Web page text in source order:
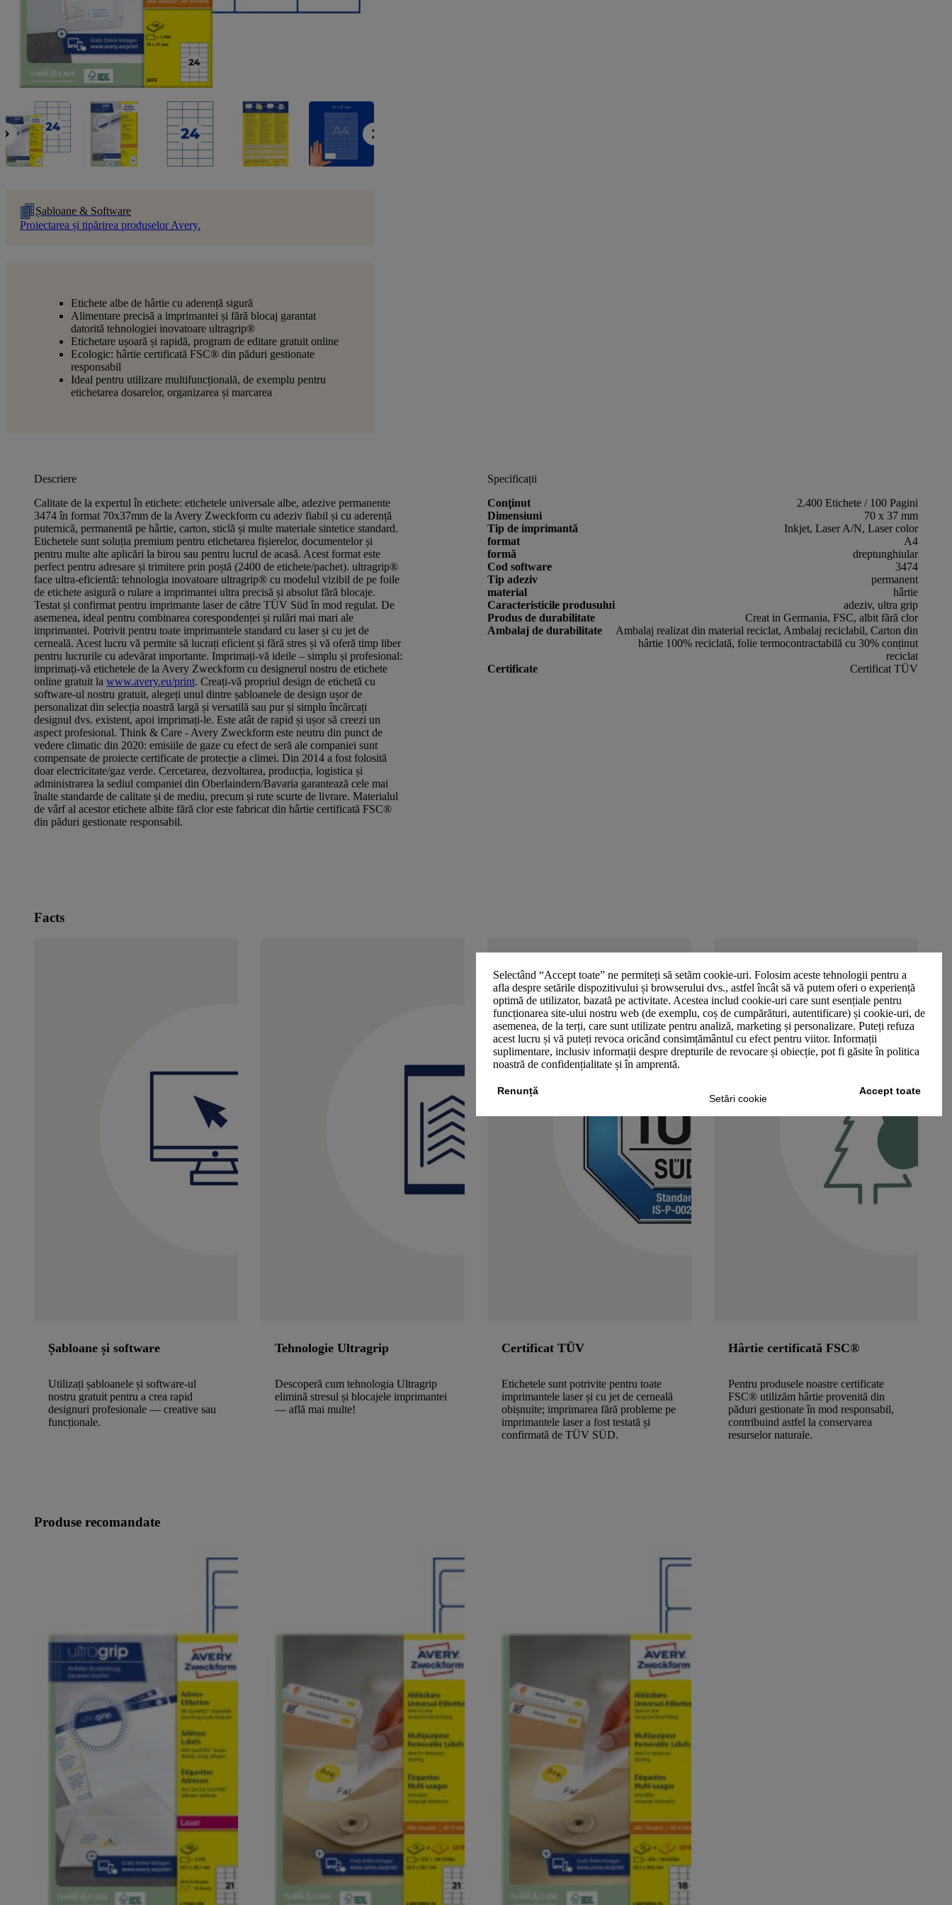
Selectând “Accept toate” ne permiteți să setăm cookie-uri. Folosim aceste tehnologii pentru a
afla despre setările dispozitivului și browserului dvs., astfel încât să vă putem oferi o experiență
optimă de utilizator, bazată pe activitate. Acestea includ cookie-uri care sunt esențiale pentru
funcționarea site-ului nostru web (de exemplu, coș de cumpărături, autentificare) și cookie-uri, de
asemenea, de la terți, care sunt utilizate pentru analiză, marketing și personalizare. Puteți refuza
acest lucru și vă puteți revoca oricând consimțământul cu efect pentru viitor. Informații
suplimentare, inclusiv informații despre drepturile de revocare și obiecție, pot fi găsite în politica
noastră de confidențialitate și în amprentă.
Setări cookie
Renunță Accept toate
Șabloane & Software
Proiectarea și tipărirea produselor Avery.
Etichete albe de hârtie cu aderență sigură
Alimentare precisă a imprimantei și fără blocaj garantat
datorită tehnologiei inovatoare ultragrip®
Etichetare ușoară și rapidă, program de editare gratuit online
Ecologic: hârtie certificată FSC® din păduri gestionate
responsabil
Ideal pentru utilizare multifuncțională, de exemplu pentru
etichetarea dosarelor, organizarea și marcarea
Descriere
Calitate de la expertul în etichete: etichetele universale albe, adezive permanente
3474 în format 70x37mm de la Avery Zweckform cu adeziv fiabil și cu aderență
puternică, permanentă pe hârtie, carton, sticlă și multe materiale sintetice standard.
Etichetele sunt soluția premium pentru etichetarea fișierelor, documentelor și
pentru multe alte aplicări la birou sau pentru lucrul de acasă. Acest format este
perfect pentru adresare și trimitere prin poștă (2400 de etichete/pachet). ultragrip®
face ultra-eficientă: tehnologia inovatoare ultragrip® cu modelul vizibil de pe foile
de etichete asigură o rulare a imprimantei ultra precisă și absolut fără blocaje.
Testat și confirmat pentru imprimante laser de către TÜV Süd în mod regulat. De
asemenea, ideal pentru combinarea corespondenței și rulări mai mari ale
imprimantei. Potrivit pentru toate imprimantele standard cu laser și cu jet de
cerneală. Acest lucru vă permite să lucrați eficient și fără stres și vă oferă timp liber
pentru lucrurile cu adevărat importante. Imprimați-vă ideile – simplu și profesional:
imprimați-vă etichetele de la Avery Zweckform cu designerul nostru de etichete
online gratuit la www.avery.eu/print. Creați-vă propriul design de etichetă cu
software-ul nostru gratuit, alegeți unul dintre șabloanele de design ușor de
personalizat din selecția noastră largă și versatilă sau pur și simplu încărcați
designul dvs. existent, apoi imprimați-le. Este atât de rapid și ușor să creezi un
aspect profesional. Think & Care - Avery Zweckform este neutru din punct de
vedere climatic din 2020: emisiile de gaze cu efect de seră ale companiei sunt
compensate de proiecte certificate de protecție a climei. Din 2014 a fost folosită
doar electricitate/gaz verde. Cercetarea, dezvoltarea, producția, logistica și
administrarea la sediul companiei din Oberlaindern/Bavaria garantează cele mai
înalte standarde de calitate și de mediu, precum și rute scurte de livrare. Materialul
de vârf al acestor etichete albite fără clor este fabricat din hârtie certificată FSC®
din păduri gestionate responsabil.
Specificații
Conţinut
2.400 Etichete / 100 Pagini
Dimensiuni
70 x 37 mm
Tip de imprimantă
Inkjet, Laser A/N, Laser color
format
A4
formă
dreptunghiular
Cod software
3474
Tip adeziv
permanent
material
hârtie
Caracteristicile produsului
adeziv, ultra grip
Produs de durabilitate
Creat in Germania, FSC, albit fără clor
Ambalaj de durabilitate
Ambalaj realizat din material reciclat, Ambalaj reciclabil, Carton din
hârtie 100% reciclată, folie termocontractabilă cu 30% conținut
reciclat
Certificate
Certificat TÜV
Facts
Șabloane și software
Utilizați șabloanele și software-ul
nostru gratuit pentru a crea rapid
designuri profesionale — creative sau
funcționale.
Tehnologie Ultragrip
Descoperă cum tehnologia Ultragrip
elimină stresul și blocajele imprimantei
— află mai multe!
Certificat TÜV
Etichetele sunt potrivite pentru toate
imprimantele laser și cu jet de cerneală
obișnuite; imprimarea fără probleme pe
imprimantele laser a fost testată și
confirmată de TÜV SÜD.
Hârtie certificată FSC®
Pentru produsele noastre certificate
FSC® utilizăm hârtie provenită din
păduri gestionate în mod responsabil,
contribuind astfel la conservarea
resurselor naturale.
Produse recomandate